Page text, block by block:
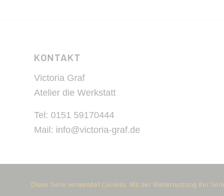
KONTAKT
Victoria Graf
Atelier die Werkstatt
Tel: 0151 59170444
Mail: info@victoria-graf.de
Diese Seite verwendet Cookies. Mit der Weiternutzung der